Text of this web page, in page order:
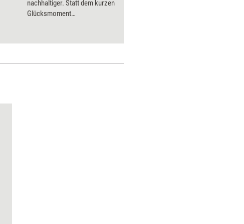
nachhaltiger. Statt dem kurzen
Glücksmoment
besinnen. Wie so eine
Zufriedenheit entstehen kann,